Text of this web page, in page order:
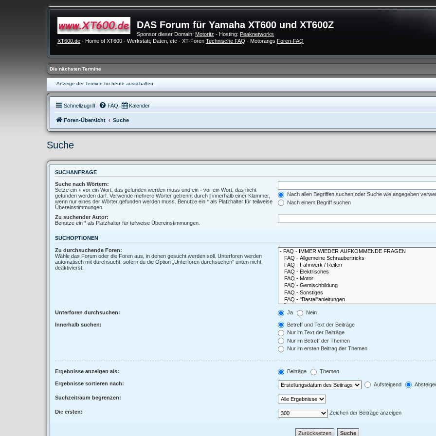
DAS Forum für Yamaha XT600 und XT600Z
Sponsor dieser Domain: Motoritz - Hosting: Peaknetworks
XT600.de - Home of XT600 - Werkstatt, Daten, etc - XT-Foren Technische FAQ - Motorangs Foren-FAQ
Die nächsten Termine
Anzeige der Termine für heute ausschalten
Schnellzugriff FAQ Kalender
Foren-Übersicht Suche
Suche
SUCHANFRAGE
Suche nach Wörtern:
Setze ein + vor ein Wort, das gefunden werden muss und ein - vor ein Wort, das nicht
gefunden werden darf. Verwende mehrere Wörter getrennt durch | innerhalb einer Klammer,
wenn nur eines der Wörter gefunden werden muss. Benutze ein * als Platzhalter für teilweise
Übereinstimmungen.
Nach allen Begriffen suchen oder Suche wie angegeben
Nach einem Begriff suchen
Zu suchender Autor:
Benutze ein * als Platzhalter für teilweise Übereinstimmungen.
SUCHOPTIONEN
Zu durchsuchende Foren:
Wähle das Forum oder die Foren aus, in denen gesucht werden soll. Unterforen werden
automatisch mit durchsucht, sofern du die Option „Unterforen durchsuchen“ unten nicht
deaktivierst.
Unterforen durchsuchen: Ja Nein
Innerhalb suchen:
Betreff und Text der Beiträge
Nur im Text der Beiträge
Nur im Betreff der Themen
Nur im ersten Beitrag der Themen
Ergebnisse anzeigen als: Beiträge Themen
Ergebnisse sortieren nach: Aufsteigend
Suchzeitraum begrenzen:
Die ersten: Zeichen der Beiträge anzeigen